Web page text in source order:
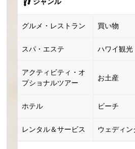
ジャンル
グルメ・レストラン 買い物
スパ・エステ ハワイ観光
アクティビティ・オ
プショナルツアー
お土産
ホテル ビーチ
レンタル＆サービス ウェディン